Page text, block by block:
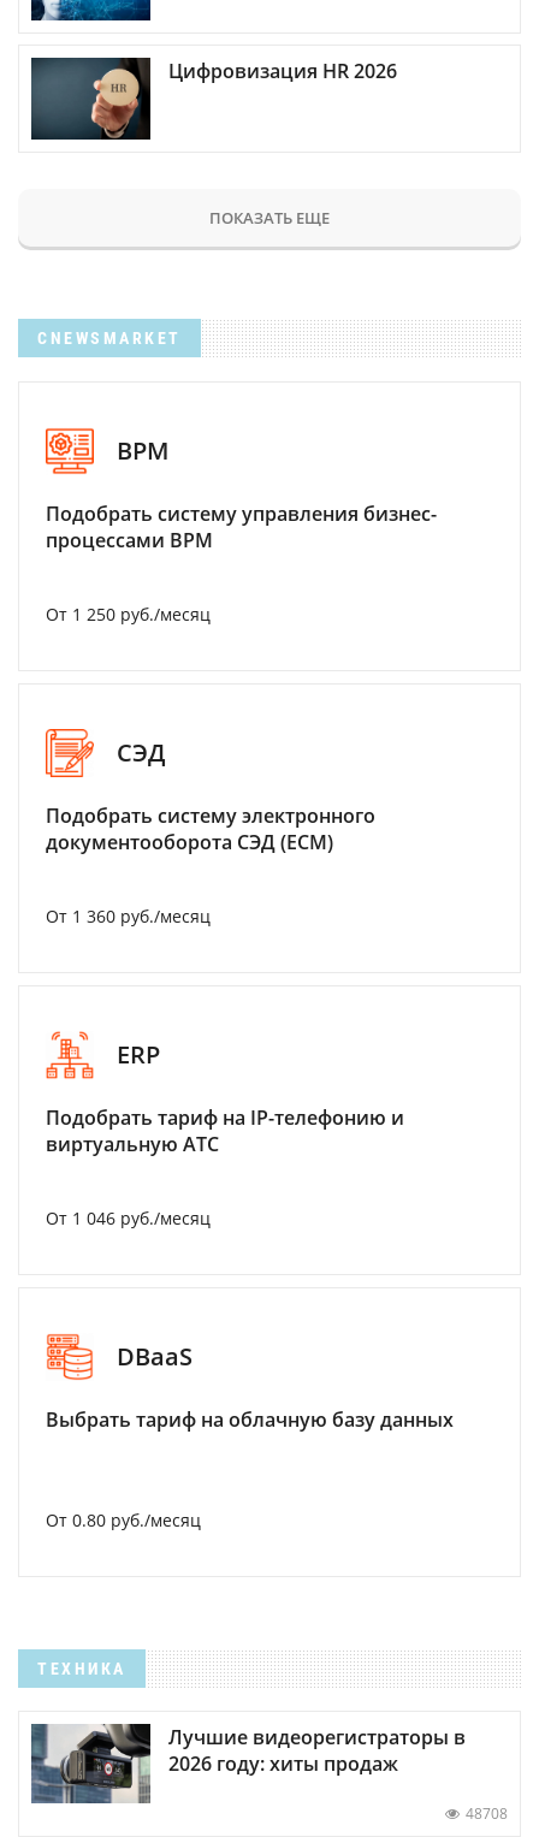
Цифровизация HR 2026
ПОКАЗАТЬ ЕЩЕ
CNEWSMARKET
BPM
Подобрать систему управления бизнес-
процессами BPM
От 1 250 руб./месяц
СЭД
Подобрать систему электронного
документооборота СЭД (ECM)
От 1 360 руб./месяц
ERP
Подобрать тариф на IP-телефонию и
виртуальную АТС
От 1 046 руб./месяц
DBaaS
Выбрать тариф на облачную базу данных
От 0.80 руб./месяц
ТЕХНИКА
Лучшие видеорегистраторы в
2026 году: хиты продаж
48708